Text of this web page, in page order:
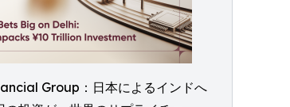
Group：日本によるインドへ